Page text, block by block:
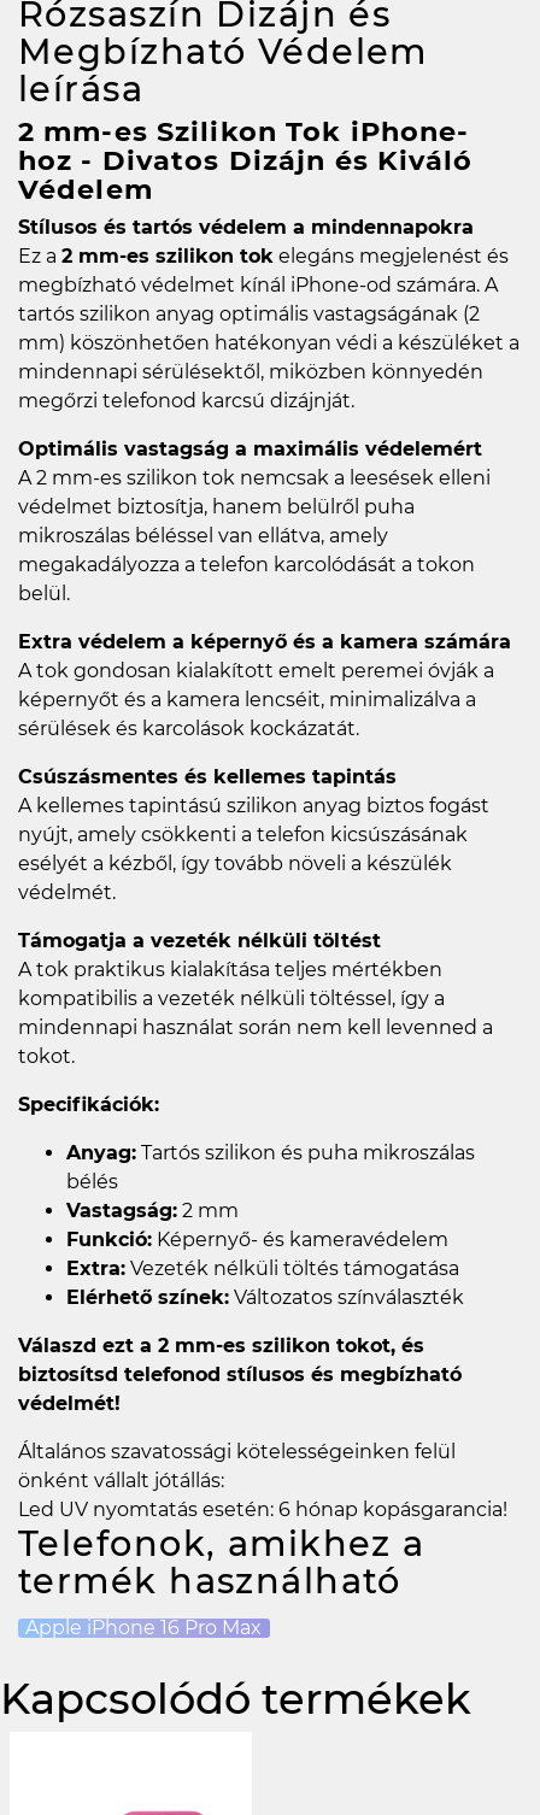
Rózsaszín Dizájn és
Megbízható Védelem
leírása
2 mm-es Szilikon Tok iPhone-
hoz - Divatos Dizájn és Kiváló
Védelem
Stílusos és tartós védelem a mindennapokra
Ez a 2 mm-es szilikon tok elegáns megjelenést és
megbízható védelmet kínál iPhone-od számára. A
tartós szilikon anyag optimális vastagságának (2
mm) köszönhetően hatékonyan védi a készüléket a
mindennapi sérülésektől, miközben könnyedén
megőrzi telefonod karcsú dizájnját.
Optimális vastagság a maximális védelemért
A 2 mm-es szilikon tok nemcsak a leesések elleni
védelmet biztosítja, hanem belülről puha
mikroszálas béléssel van ellátva, amely
megakadályozza a telefon karcolódását a tokon
belül.
Extra védelem a képernyő és a kamera számára
A tok gondosan kialakított emelt peremei óvják a
képernyőt és a kamera lencséit, minimalizálva a
sérülések és karcolások kockázatát.
Csúszásmentes és kellemes tapintás
A kellemes tapintású szilikon anyag biztos fogást
nyújt, amely csökkenti a telefon kicsúszásának
esélyét a kézből, így tovább növeli a készülék
védelmét.
Támogatja a vezeték nélküli töltést
A tok praktikus kialakítása teljes mértékben
kompatibilis a vezeték nélküli töltéssel, így a
mindennapi használat során nem kell levenned a
tokot.
Specifikációk:
Anyag: Tartós szilikon és puha mikroszálas
bélés
Vastagság: 2 mm
Funkció: Képernyő- és kameravédelem
Extra: Vezeték nélküli töltés támogatása
Elérhető színek: Változatos színválaszték
Válaszd ezt a 2 mm-es szilikon tokot, és
biztosítsd telefonod stílusos és megbízható
védelmét!
Általános szavatossági kötelességeinken felül
önként vállalt jótállás:
Led UV nyomtatás esetén: 6 hónap kopásgarancia!
Telefonok, amikhez a
termék használható
Apple iPhone 16 Pro Max
Kapcsolódó termékek